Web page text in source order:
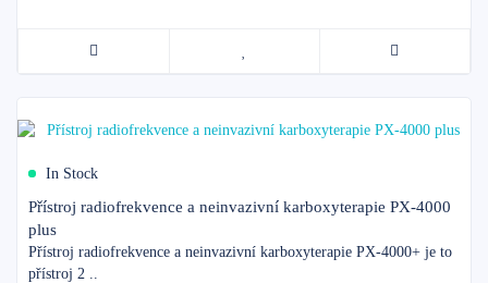
In Stock
Přístroj radiofrekvence a neinvazivní karboxyterapie PX-4000
plus
Přístroj radiofrekvence a neinvazivní karboxyterapie PX-4000+ je to
přístroj 2 ..